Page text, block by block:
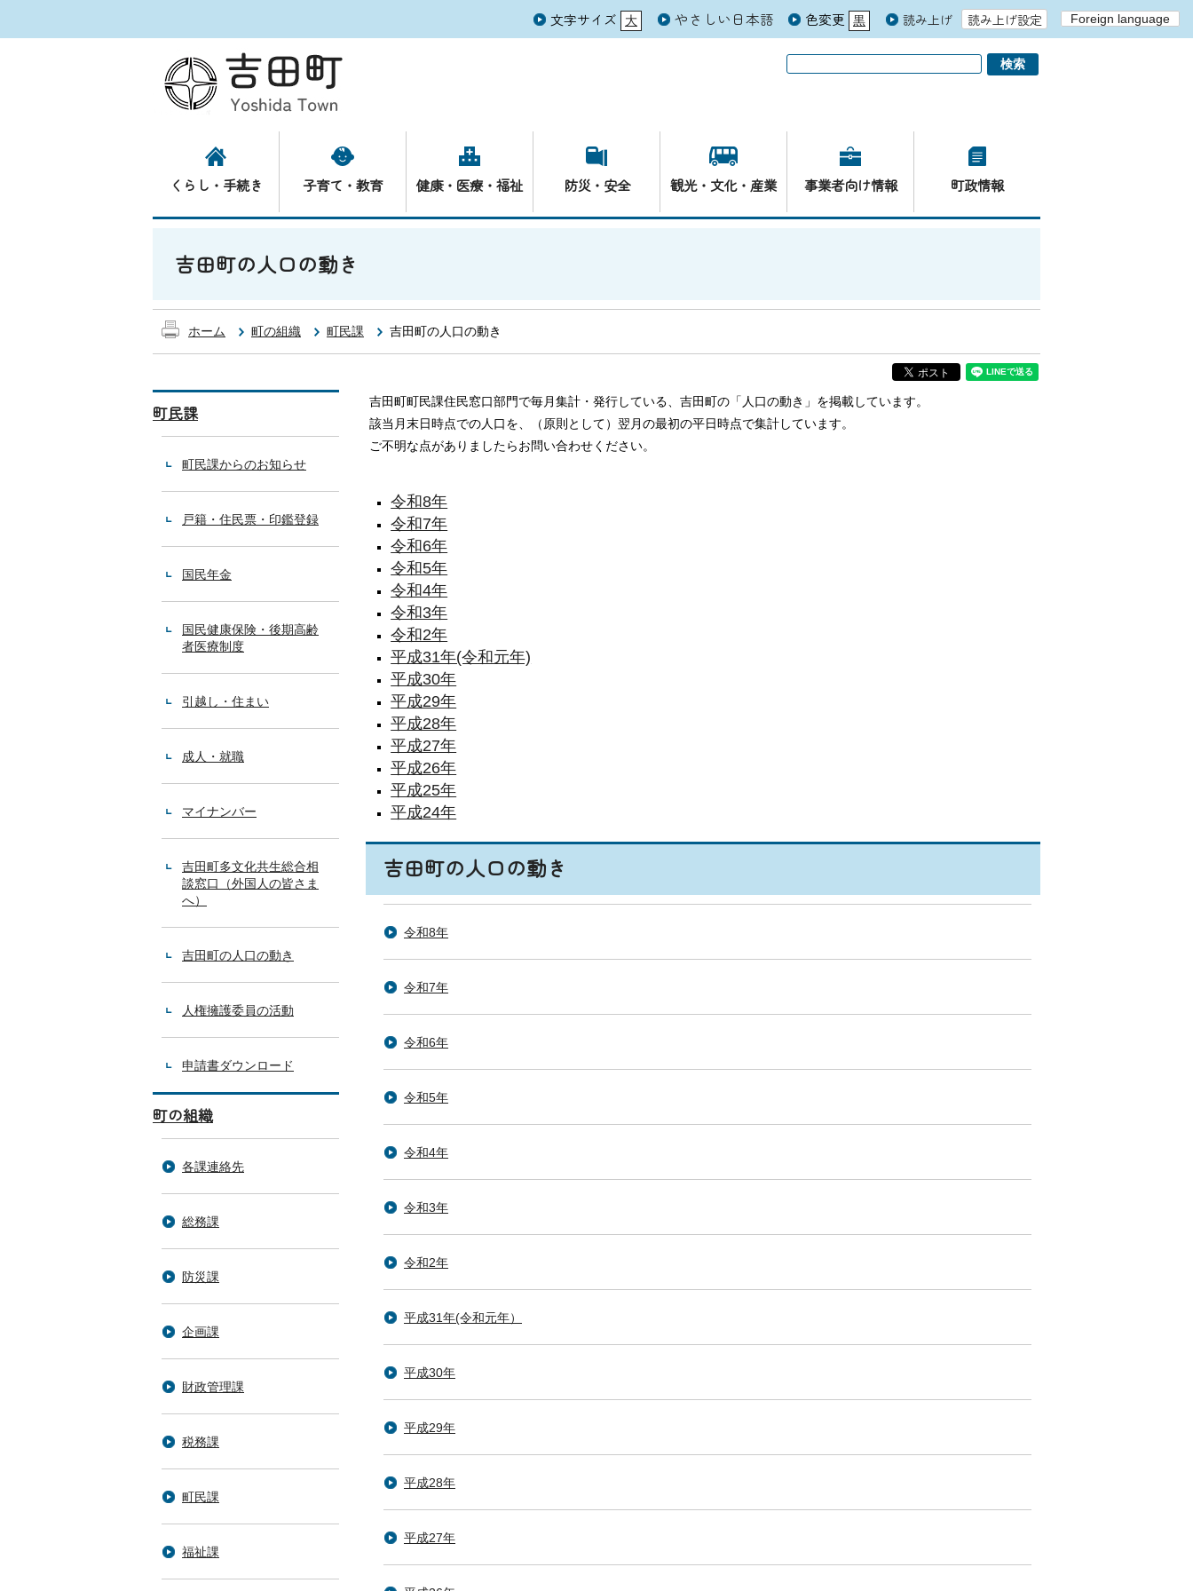
文字サイズ 大
元 やさしい日本語 色変更 黒
青
白 読み上げ 読み上げ設定 Foreign language
くらし・手続き 子育て・教育 健康・医療・福祉 防災・安全 観光・文化・産業 事業者向け情報 町政情報
吉田町の人口の動き
ホーム 町の組織 町民課 吉田町の人口の動き
町民課
町民課からのお知らせ
戸籍・住民票・印鑑登録
国民年金
国民健康保険・後期高齢
者医療制度
引越し・住まい
成人・就職
マイナンバー
吉田町多文化共生総合相
談窓口（外国人の皆さま
へ）
吉田町の人口の動き
人権擁護委員の活動
申請書ダウンロード
町の組織
各課連絡先
総務課
防災課
企画課
財政管理課
税務課
町民課
福祉課
吉田町町民課住民窓口部門で毎月集計・発行している、吉田町の 「人口の動き」を掲載しています。
該当月末日時点での人口を、（原則として）翌月の最初の平日時点で集計しています。
ご不明な点がありましたらお問い合わせください。
令和8年
令和7年
令和6年
令和5年
令和4年
令和3年
令和2年
平成31年(令和元年)
平成30年
平成29年
平成28年
平成27年
平成26年
平成25年
平成24年
吉田町の人口の動き
令和8年
令和7年
令和6年
令和5年
令和4年
令和3年
令和2年
平成31年(令和元年）
平成30年
平成29年
平成28年
平成27年